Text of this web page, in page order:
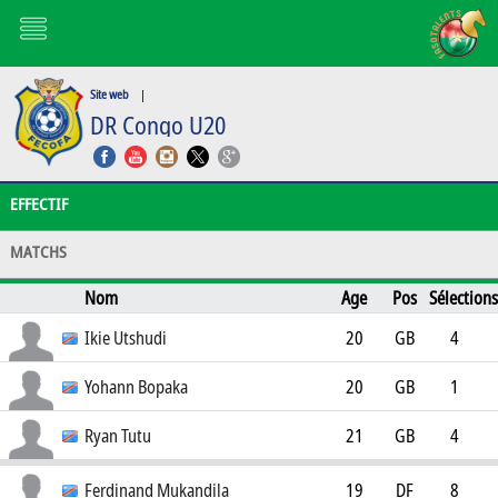
Site web |
DR Congo U20
EFFECTIF
MATCHS
Nom Age Pos Sélections
Buts
Club
Ikie Utshudi 20 GB
4
0
CS Don Bosco
Yohann Bopaka 20 GB
1
0
FC Mulhouse U19
Ryan Tutu 21 GB
4
0
SM Caen 2
Ferdinand Mukandila 19 DF
8